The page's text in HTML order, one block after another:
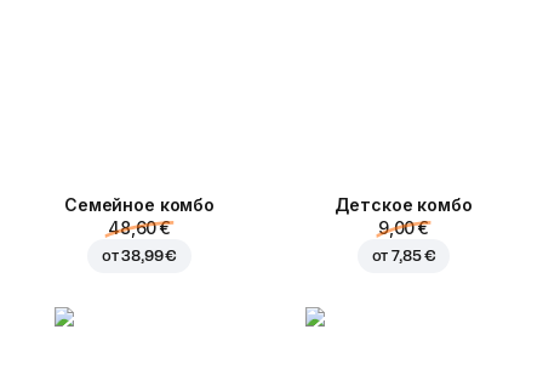
Семейное комбо
48,60 €
от38,99 €
Детское комбо
9,00 €
от7,85 €